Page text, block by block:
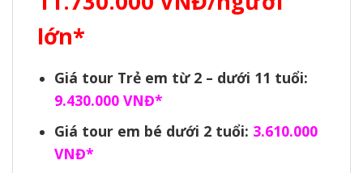
lớn*
Giá tour Trẻ em từ 2 – dưới 11 tuổi:
9.430.000 VNĐ*
Giá tour em bé dưới 2 tuổi: 3.610.000
VNĐ*